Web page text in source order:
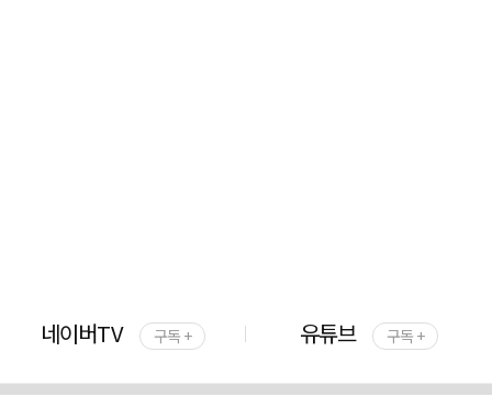
네이버TV 구독 + 유튜브 구독 +